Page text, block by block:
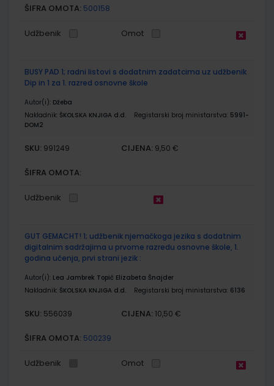
ŠIFRA OMOTA: 500158
Udžbenik Omot
BUSY PAD 1; radni listovi s dodatnim zadatcima uz udžbenik
Dip in 1 za 1. razred osnovne škole
Autor(i): Džeba
Nakladnik: ŠKOLSKA KNJIGA d.d. Registarski broj ministarstva: 5991-
DOM2
SKU: 991249 CIJENA: 9,50 €
ŠIFRA OMOTA:
Udžbenik
GUT GEMACHT! 1; udžbenik njemačkoga jezika s dodatnim
digitalnim sadržajima u prvome razredu osnovne škole, 1.
godina učenja, prvi strani jezik :
Autor(i): Lea Jambrek Topić Elizabeta Šnajder
Nakladnik: ŠKOLSKA KNJIGA d.d. Registarski broj ministarstva: 6136
SKU: 556039 CIJENA: 10,50 €
ŠIFRA OMOTA: 500239
Udžbenik Omot